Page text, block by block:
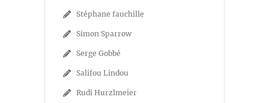
Stéphane fauchille
Simon Sparrow
Serge Gobbé
Salifou Lindou
Rudi Hurzlmeier